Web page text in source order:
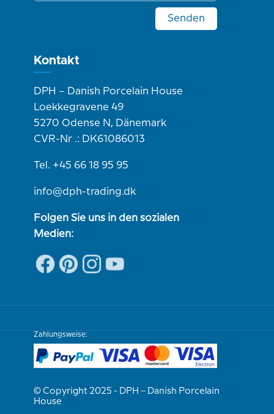
Senden
Kontakt
DPH – Danish Porcelain House
Loekkegravene 49
5270 Odense N, Dänemark
CVR-Nr .: DK61086013
Tel. +45 66 18 95 95
info@dph-trading.dk
Folgen Sie uns in den sozialen
Medien:
Zahlungsweise:
© Copyright 2025 - DPH – Danish Porcelain
House